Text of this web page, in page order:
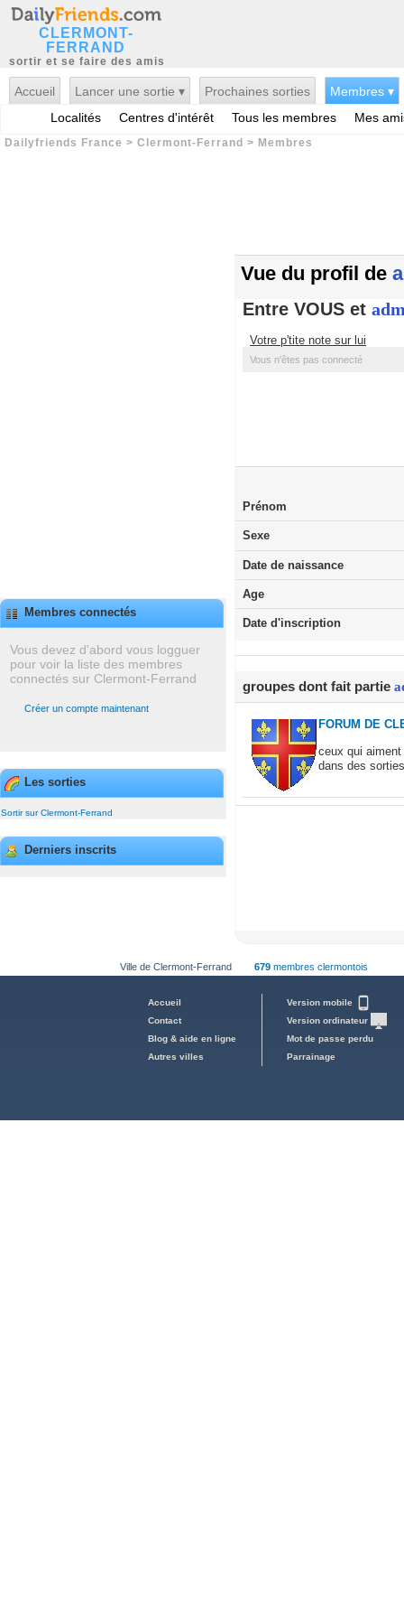
CLERMONT-
FERRAND
sortir et se faire des amis
Accueil Lancer une sortie ▾ Prochaines sorties
Membres ▾
Localités
Centres d'intérêt Tous les membres Mes
Dailyfriends France > Clermont-Ferrand > Membres
Membres connectés
Vous devez d'abord vous logguer
pour voir la liste des membres
connectés sur Clermont-Ferrand
Créer un compte maintenant
Les sorties
Sortir sur Clermont-Ferrand
Derniers inscrits
Vue du profil de
Entre VOUS et
Votre p'tite note sur lui
Vous n'êtes pas connecté
Prénom
Sexe
Date de naissance
Age
Date d'inscription
groupes dont fait partie
FORUM DE
ceux qui
dans des
Ville de Clermont-Ferrand 679 membres clermontois
Accueil
Contact
Blog & aide en ligne
Autres villes
Version mobile
Version ordinateur
Mot de passe perdu
Parrainage